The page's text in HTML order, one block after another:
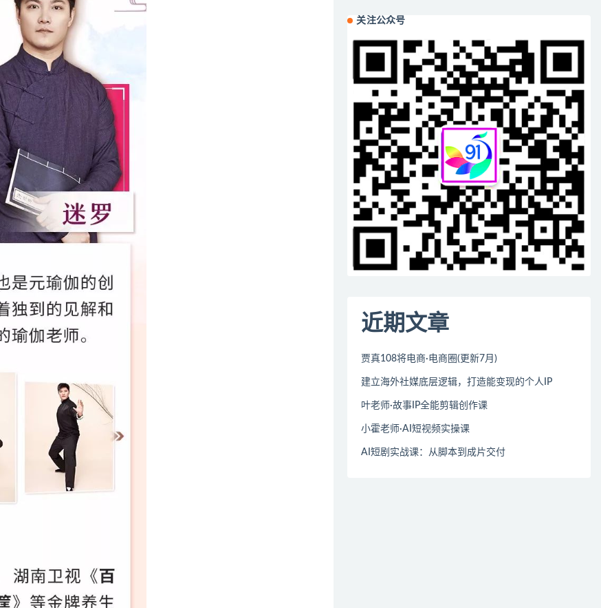
关注公众号
近期文章
贾真108将电商·电商圈(更新7月)
建立海外社媒底层逻辑，打造能变现的个人IP
叶老师·故事IP全能剪辑创作课
小霍老师·AI短视频实操课
AI短剧实战课：从脚本到成片交付